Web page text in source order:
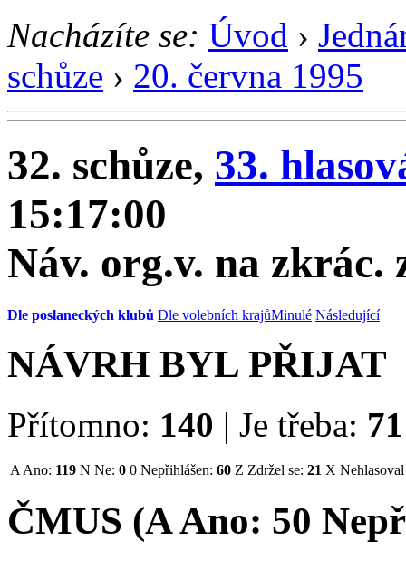
Nacházíte se: Úvod ›
schůze › 20. června 1995
32. schůze, 33.
15:17:00
Náv. org.v. na zkrác.
Dle poslaneckých klubů Dle volebních krajůMinulé Následující
NÁVRH BYL PŘIJAT
Přítomno: 140 | Je třeba: 71
A Ano: 119 N Ne: 0 0 Nepřihlášen: 60 Z Zdržel se: 21 X Nehlasoval
ČMUS (AAno: 50